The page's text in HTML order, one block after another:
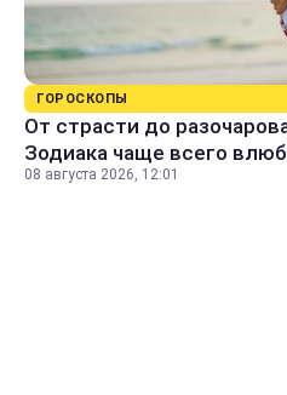
ГОРОСКОПЫ
От страсти до
Зодиака чаще всего
08 августа 2026, 12:01